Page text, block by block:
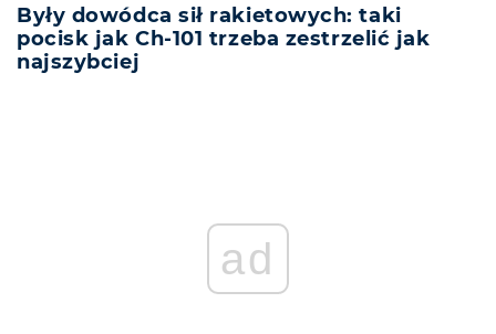
Były dowódca sił rakietowych: taki
pocisk jak Ch-101 trzeba zestrzelić jak
najszybciej
ad